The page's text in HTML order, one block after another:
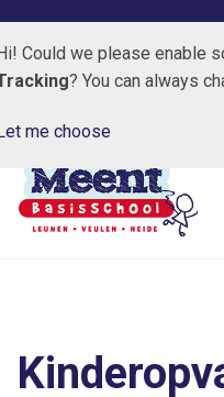
Kapelweg 3 5809 AJ
Could we please enable
? You can always
me choose